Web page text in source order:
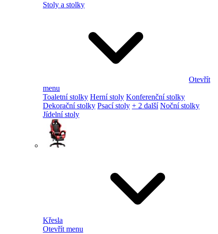
Stoly a stolky
Otevřít
menu
Toaletní stolky Herní stoly Konferenční stolky
Dekorační stolky Psací stoly + 2 další Noční stolky
Jídelní stoly
Křesla
Otevřít menu